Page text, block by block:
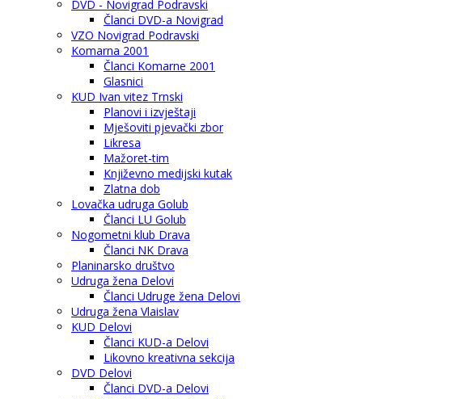
DVD - Novigrad Podravski
Članci DVD-a Novigrad
VZO Novigrad Podravski
Komarna 2001
Članci Komarne 2001
Glasnici
KUD Ivan vitez Trnski
Planovi i izvještaji
Mješoviti pjevački zbor
Likresa
Mažoret-tim
Književno medijski kutak
Zlatna dob
Lovačka udruga Golub
Članci LU Golub
Nogometni klub Drava
Članci NK Drava
Planinarsko društvo
Udruga žena Delovi
Članci Udruge žena Delovi
Udruga žena Vlaislav
KUD Delovi
Članci KUD-a Delovi
Likovno kreativna sekcija
DVD Delovi
Članci DVD-a Delovi